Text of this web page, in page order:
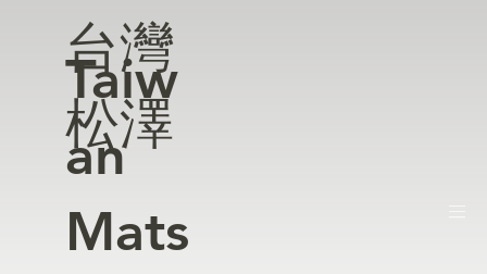
台灣
松澤
Taiw
an
Mats